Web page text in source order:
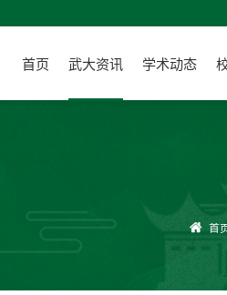
首页 武大资讯 学术动态
首